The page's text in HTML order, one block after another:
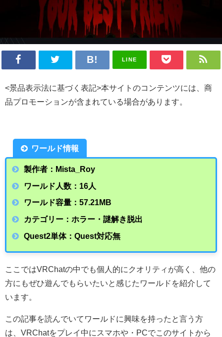
LINE
<景品表示法に基づく表記>本サイトのコンテンツには、商
品プロモーションが含まれている場合があります。
ワールド情報
製作者：Mista_Roy
ワールド人数：16人
ワールド容量：57.21MB
カテゴリー：ホラー・謎解き脱出
Quest2単体：Quest対応無
ここではVRChatの中でも個人的にクオリティが高く、他の
方にもぜひ遊んでもらいたいと感じたワールドを紹介して
います。
この記事を読んでいてワールドに興味を持ったと言う方
は、VRChatをプレイ中にスマホや・ PCでこのサイトから